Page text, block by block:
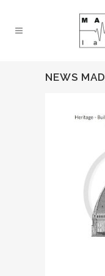
NEWS